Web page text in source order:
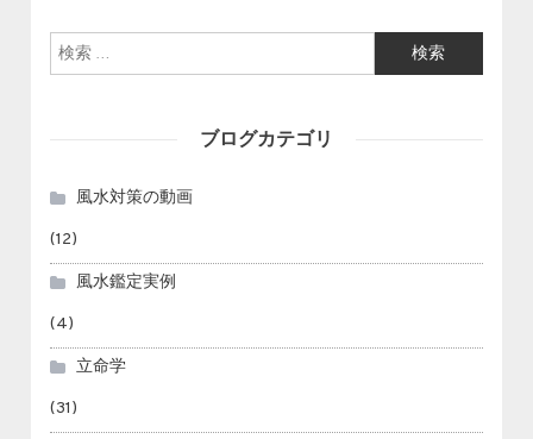
検索:
ブログカテゴリ
風水対策の動画
(12)
風水鑑定実例
(4)
立命学
(31)